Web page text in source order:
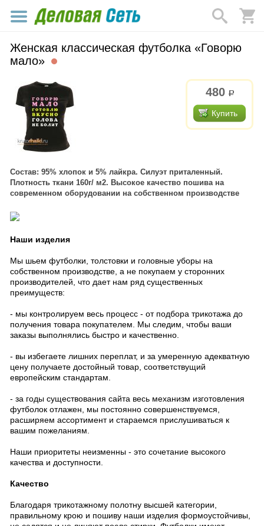
Женская классическая футболка «Говорю
мало»
480 р.
Купить
Состав: 95% хлопок и 5% лайкра. Силуэт приталенный.
Плотность ткани 160г/ м2. Высокое качество пошива на
современном оборудовании на собственном производстве
Наши изделия
Мы шьем футболки, толстовки и головные уборы на
собственном производстве, а не покупаем у сторонних
производителей, что дает нам ряд существенных
преимуществ:
- мы контролируем весь процесс - от подбора трикотажа до
получения товара покупателем. Мы следим, чтобы ваши
заказы выполнялись быстро и качественно.
- вы избегаете лишних переплат, и за умеренную адекватную
цену получаете достойный товар, соответствущий
европейским стандартам.
- за годы существования сайта весь механизм изготовления
футболок отлажен, мы постоянно совершенствуемся,
расширяем ассортимент и стараемся прислушиваться к
вашим пожеланиям.
Наши приоритеты неизменны - это сочетание высокого
качества и доступности.
Качество
Благодаря трикотажному полотну высшей категории,
правильному крою и пошиву наши изделия формоустойчивы,